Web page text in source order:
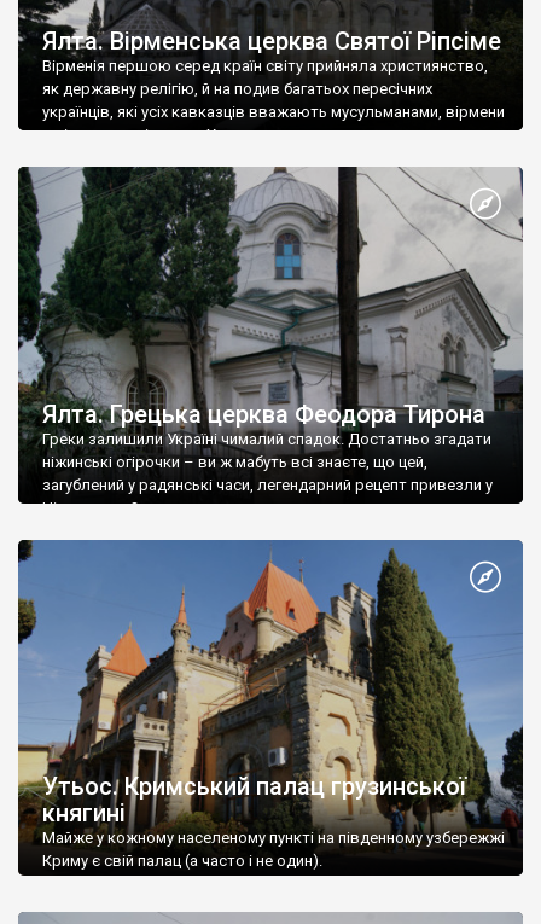
Ялта. Вірменська церква Святої Ріпсіме
Вірменія першою серед країн світу прийняла християнство,
як державну релігію, й на подив багатьох пересічних
українців, які усіх кавказців вважають мусульманами, вірмени
є відданими вірянами Христа
Ялта. Грецька церква Феодора Тирона
Греки залишили Україні чималий спадок. Достатньо згадати
ніжинські огірочки – ви ж мабуть всі знаєте, що цей,
загублений у радянські часи, легендарний рецепт привезли у
Ніжин греки?
Утьос. Кримський палац грузинської
княгині
Майже у кожному населеному пункті на південному узбережжі
Криму є свій палац (а часто і не один).